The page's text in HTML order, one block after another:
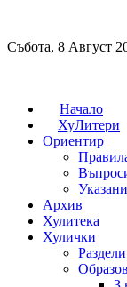
Събота, 8 Август
Начало
ХуЛитери
Ориентир
Архив
Хулитека
Хулички